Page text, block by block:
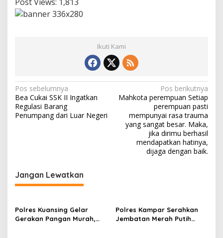
Ikuti Kami
N
a
v
s
i
o
Pos sebelumnya
Bea Cukai SSK II Ingatkan
Regulasi Barang
Penumpang dari Luar Negeri
Pos berikutnya
Mahkota perempuan Setiap
perempuan pasti
mempunyai rasa trauma
yang sangat besar. Maka,
jika dirimu berhasil
mendapatkan hatinya,
dijaga dengan baik.
Jangan Lewatkan
Polres Kuansing Gelar
Gerakan Pangan Murah,
Polres Kampar Serahkan
Jembatan Merah Putih